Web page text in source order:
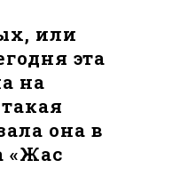
или
эта
на
она в
«Жас